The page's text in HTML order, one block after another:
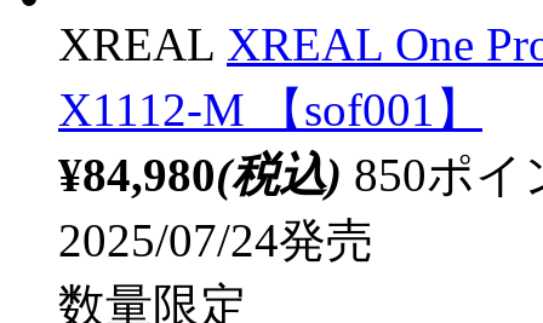
XREAL XREAL One
X1112-M 【sof001】
¥84,980(税込) 850ポ
2025/07/24発売
数量限定